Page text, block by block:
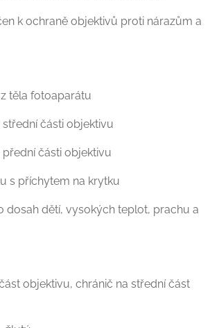
k ochraně objektivů proti nárazům a
těla fotoaparátu
části objektivu
části objektivu
s příchytem na krytku
dosah dětí, vysokých teplot, prachu a
objektivu, chránič na střední část